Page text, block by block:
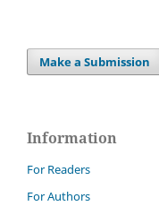
Make a Submission
Information
For Readers
For Authors